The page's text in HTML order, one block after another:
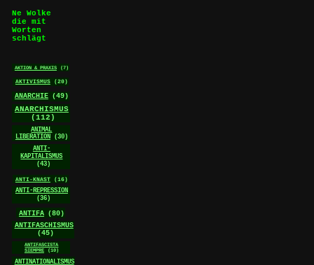
Ne Wolke
die mit
Worten
schlägt
AKTION & PRAXIS (7)
AKTIVISMUS (20)
ANARCHIE (49)
ANARCHISMUS
(112)
ANIMAL
LIBERATION
(30)
ANTI-
KAPITALISMUS
(43)
ANTI-KNAST (16)
ANTI-REPRESSION
(36)
ANTIFA (80)
ANTIFASCHISMUS
(45)
ANTIFASCISTA
SIEMPRE
(10)
ANTINATIONALISMUS